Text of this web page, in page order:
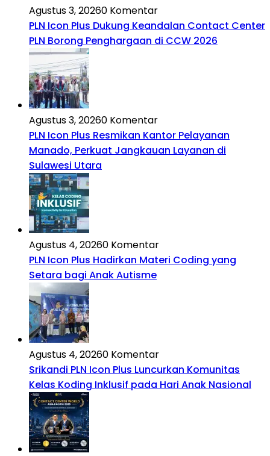
Agustus 3, 20260 Komentar
PLN Icon Plus Dukung Keandalan Contact Center
PLN Borong Penghargaan di CCW 2026
Agustus 3, 20260 Komentar
PLN Icon Plus Resmikan Kantor Pelayanan
Manado, Perkuat Jangkauan Layanan di
Sulawesi Utara
Agustus 4, 20260 Komentar
PLN Icon Plus Hadirkan Materi Coding yang
Setara bagi Anak Autisme
Agustus 4, 20260 Komentar
Srikandi PLN Icon Plus Luncurkan Komunitas
Kelas Koding Inklusif pada Hari Anak Nasional